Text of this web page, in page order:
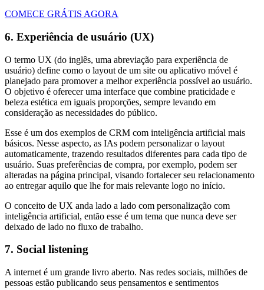
COMECE GRÁTIS AGORA
6. Experiência de usuário (UX)
O termo UX (do inglês, uma abreviação para experiência de
usuário) define como o layout de um site ou aplicativo móvel é
planejado para promover a melhor experiência possível ao usuário.
O objetivo é oferecer uma interface que combine praticidade e
beleza estética em iguais proporções, sempre levando em
consideração as necessidades do público.
Esse é um dos exemplos de CRM com inteligência artificial mais
básicos. Nesse aspecto, as IAs podem personalizar o layout
automaticamente, trazendo resultados diferentes para cada tipo de
usuário. Suas preferências de compra, por exemplo, podem ser
alteradas na página principal, visando fortalecer seu relacionamento
ao entregar aquilo que lhe for mais relevante logo no início.
O conceito de UX anda lado a lado com personalização com
inteligência artificial, então esse é um tema que nunca deve ser
deixado de lado no fluxo de trabalho.
7. Social listening
A internet é um grande livro aberto. Nas redes sociais, milhões de
pessoas estão publicando seus pensamentos e sentimentos